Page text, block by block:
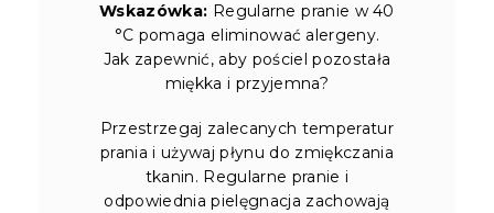
Wskazówka: Regularne pranie w 40
°C pomaga eliminować alergeny.
Jak zapewnić, aby pościel pozostała
miękka i przyjemna?
Przestrzegaj zalecanych temperatur
prania i używaj płynu do zmiękczania
tkanin. Regularne pranie i
odpowiednia pielęgnacja zachowają